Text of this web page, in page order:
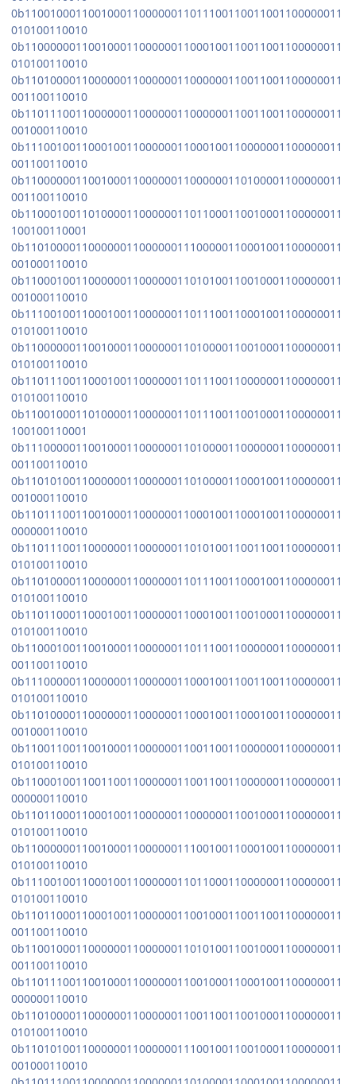
0b11001000110010001100000011011100110011001100000011
010100110010
0b11000000110010001100000011000100110011001100000011
010100110010
0b11010000110000001100000011000000110011001100000011
001100110010
0b11011100110000001100000011000000110011001100000011
001000110010
0b11100100110001001100000011000100110000001100000011
001100110010
0b11000000110010001100000011000000110100001100000011
001100110010
0b11000100110100001100000011011000110010001100000011
100100110001
0b11010000110000001100000011100000110001001100000011
001000110010
0b11000100110000001100000011010100110010001100000011
001000110010
0b11100100110001001100000011011100110001001100000011
010100110010
0b11000000110010001100000011010000110010001100000011
010100110010
0b11011100110001001100000011011100110000001100000011
010100110010
0b11001000110100001100000011011100110010001100000011
100100110001
0b11100000110010001100000011010000110000001100000011
001100110010
0b11010100110000001100000011010000110001001100000011
001000110010
0b11011100110010001100000011000100110001001100000011
000000110010
0b11011100110000001100000011010100110011001100000011
010100110010
0b11010000110000001100000011011100110001001100000011
010100110010
0b11011000110001001100000011000100110010001100000011
010100110010
0b11000100110010001100000011011100110000001100000011
001100110010
0b11100000110000001100000011000100110011001100000011
010100110010
0b11010000110000001100000011000100110001001100000011
001000110010
0b11001100110010001100000011001100110000001100000011
010100110010
0b11000100110011001100000011001100110000001100000011
000000110010
0b11011000110001001100000011000000110010001100000011
010100110010
0b11000000110010001100000011100100110001001100000011
010100110010
0b11100100110001001100000011011000110000001100000011
010100110010
0b11011000110001001100000011001000110011001100000011
001100110010
0b11001000110000001100000011010100110010001100000011
001100110010
0b11011100110010001100000011001000110001001100000011
000000110010
0b11010000110000001100000011001100110010001100000011
010100110010
0b11010100110000001100000011100100110010001100000011
001000110010